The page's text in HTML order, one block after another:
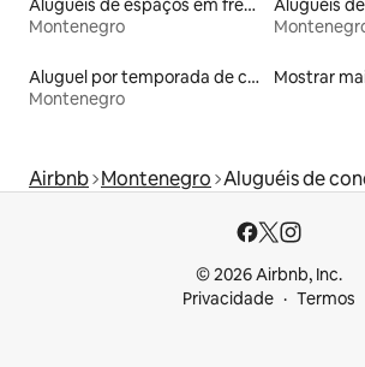
Aluguéis de espaços em frente à praia
Montenegro
Aluguéis
Aluguel por temporada de casas-barco
Montenegro
Mostrar
Airbnb Montenegro Aluguéis de
© 2026 Airbnb, Inc.
Privacidade
Termos